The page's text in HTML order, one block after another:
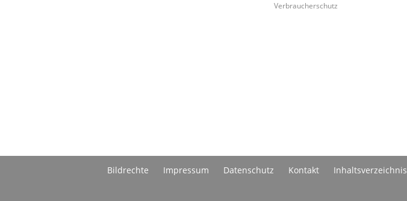
Verbraucherschutz
Bildrechte Impressum Datenschutz Kontakt Inhaltsverzeichnis